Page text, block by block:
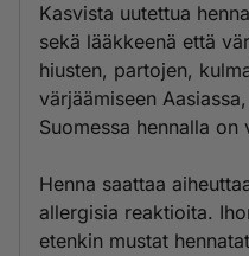
Kasvista uutettua
sekä lääkkeenä että
hiusten, partojen,
värjäämiseen
Suomessa hennalla
Henna saattaa
allergisia reaktioita.
etenkin mustat